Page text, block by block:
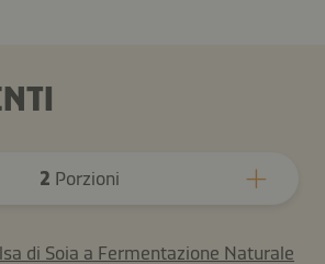
2 Porzioni
di Soia a Fermentazione Naturale